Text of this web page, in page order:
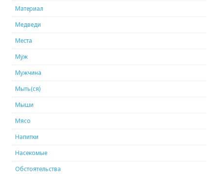
Материал
Медведи
Места
Муж
Мужчина
Мыть(ся)
Мыши
Мясо
Напитки
Насекомые
Обстоятельства